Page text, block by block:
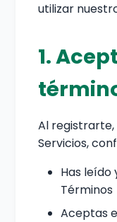
utilizar
1.
Al
Servicios,
Has leído
Términos
Aceptas